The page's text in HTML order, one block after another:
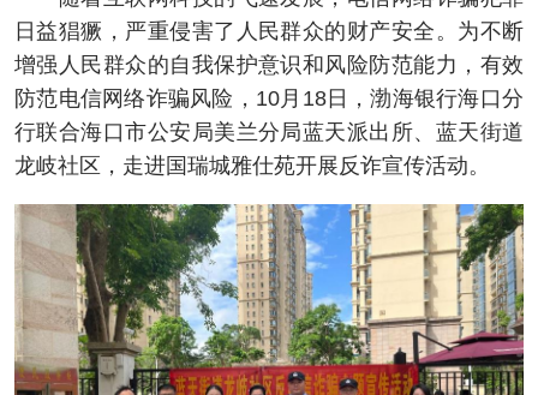
生活 演出 活动
展会 走读海南 周末去哪儿
人才在线 天涯企服
日益猖獗，严重侵害了人民群众的财产安全。为不断
增强人民群众的自我保护意识和风险防范能力，有效
防范电信网络诈骗风险，10月18日，渤海银行海口分
行联合海口市公安局美兰分局蓝天派出所、蓝天街道
龙岐社区，走进国瑞城雅仕苑开展反诈宣传活动。